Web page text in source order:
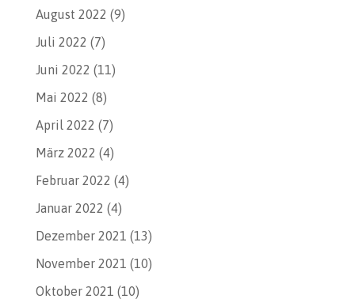
August 2022 (9)
Juli 2022 (7)
Juni 2022 (11)
Mai 2022 (8)
April 2022 (7)
März 2022 (4)
Februar 2022 (4)
Januar 2022 (4)
Dezember 2021 (13)
November 2021 (10)
Oktober 2021 (10)